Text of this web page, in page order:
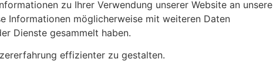
zu Ihrer Verwendung unserer Website an unsere
Informationen möglicherweise mit weiteren Daten
Dienste gesammelt haben.
effizienter zu gestalten.